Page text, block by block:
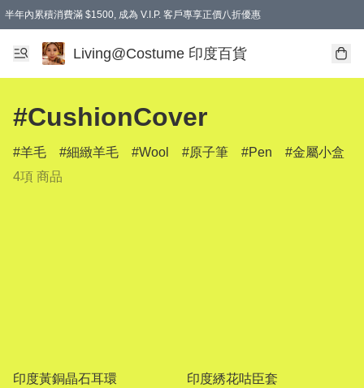
半年內累積消費滿 $1500, 成為 V.I.P. 客戶專享正價八折優惠
滿$600免本地運費
Living@Costume 印度百貨
#CushionCover
羊毛 細緻羊毛 Wool 原子筆 Pen
金屬小盒
4項 商品
印度黃銅晶石耳環 印度綉花咕臣套